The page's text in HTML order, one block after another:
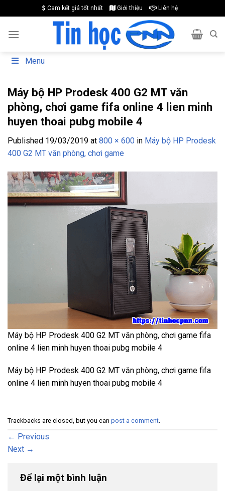
to
content
Cam kết giá tốt nhất Giới thiệu Liên hệ
Menu
Máy bộ HP Prodesk 400 G2 MT văn
phòng, chơi game fifa online 4 lien minh
huyen thoai pubg mobile 4
Published 19/03/2019 at 800 × 600 in Máy bộ HP Prodesk
400 G2 MT văn phòng, chơi game
Máy bộ HP Prodesk 400 G2 MT văn phòng, chơi game fifa
online 4 lien minh huyen thoai pubg mobile 4
Máy bộ HP Prodesk 400 G2 MT văn phòng, chơi game fifa
online 4 lien minh huyen thoai pubg mobile 4
Trackbacks are closed, but you can post a comment
← Previous
Next →
Để lại một bình luận